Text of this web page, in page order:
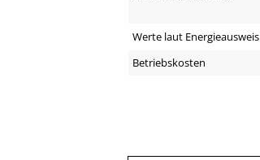
Werte laut Energieausweis
Betriebskosten